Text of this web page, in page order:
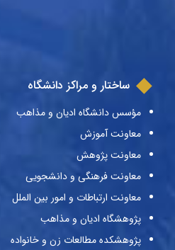
ساختار و مراکز دانشگاه
مؤسس دانشگاه ادیان و مذاهب
معاونت آموزش
معاونت پژوهش
معاونت فرهنگی و دانشجویی
معاونت ارتباطات و امور بین الملل
پژوهشگاه ادیان و مذاهب
پژوهشکده مطالعات زن و خانواده